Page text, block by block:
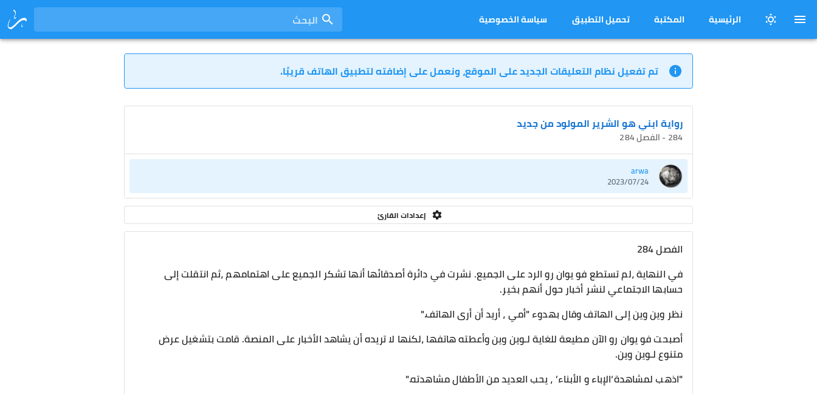
الرئيسية المكتبة تحميل التطبيق سياسة الخصوصية البحث
تم تفعيل نظام التعليقات الجديد على الموقع، ونعمل على إضافته لتطبيق الهاتف قريبًا.
رواية ابني هو الشرير المولود من جديد
284 - الفصل 284
arwa
2023/07/24
إعدادات القارئ
الفصل 284
في النهاية ،لم تستطع فو يوان رو الرد على الجميع. نشرت في دائرة أصدقائها أنها تشكر الجميع على اهتمامهم ،ثم انتقلت إلى
حسابها الاجتماعي لنشر أخبار حول أنهم بخير.
نظر وين وين إلى الهاتف وقال بهدوء "أمي ، أريد أن أرى الهاتف."
أصبحت فو يوان رو الآن مطيعة للغاية لـوين وين وأعطته هاتفها ،لكنها لا تريده أن يشاهد الأخبار على المنصة. قامت بتشغيل عرض
متنوع لـوين وين.
"اذهب لمشاهدة‘الإباء و الأبناء’ ، يحب العديد من الأطفال مشاهدته."